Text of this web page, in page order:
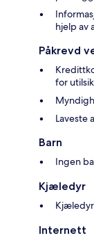
hjelp av
Påkrevd
for
Laveste
Barn
Ingen
Kjæledyr
Internett